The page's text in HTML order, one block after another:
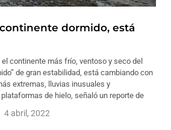
dormido, está
continente más frío, ventoso y seco del
de gran estabilidad, está cambiando con
extremas, lluvias inusuales y
de hielo, señaló un reporte de
4 abril, 2022